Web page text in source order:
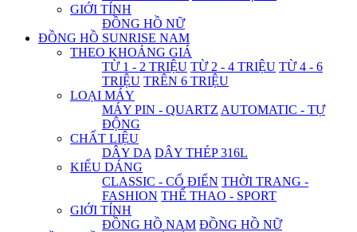
GIỚI TÍNH
ĐỒNG HỒ NỮ
ĐỒNG HỒ SUNRISE NAM
THEO KHOẢNG GIÁ
TỪ 1 - 2 TRIỆU TỪ 2 - 4 TRIỆU TỪ 4 - 6
TRIỆU TRÊN 6 TRIỆU
LOẠI MÁY
MÁY PIN - QUARTZ AUTOMATIC - TỰ
ĐỘNG
CHẤT LIỆU
DÂY DA DÂY THÉP 316L
KIỂU DÁNG
CLASSIC - CỔ ĐIỂN THỜI TRANG -
FASHION THỂ THAO - SPORT
GIỚI TÍNH
ĐỒNG HỒ NAM ĐỒNG HỒ NỮ